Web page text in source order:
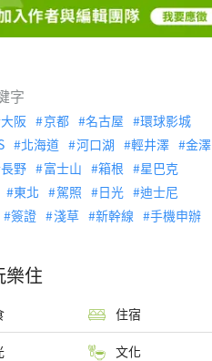
字
大阪 京都 名古屋
環球影城
北海道 河口湖 輕井澤
金澤
長野 富士山 箱根
星巴克
東北 駕照 日光
迪士尼
簽證 淺草 新幹線 手機申辦
樂住
住宿
文化